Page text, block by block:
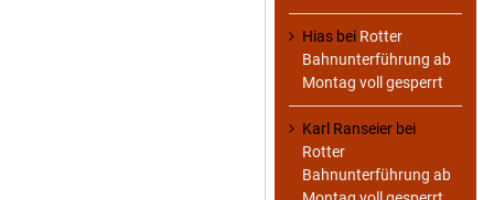
Hias bei Rotter
Bahnunterführung ab
Montag voll gesperrt
Karl Ranseier bei
Rotter
Bahnunterführung ab